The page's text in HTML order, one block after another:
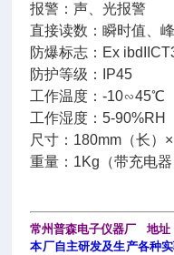
报警：声、光报警
直接读数：瞬时值、
防爆标志：Ex
防护等级：IP45
工作温度：-10∽45℃
工作湿度：5-90%RH
尺寸：180mm（长）
重量：1Kg（带充电器
常州普森电子仪器厂 地址
本厂自主研发及生产各种